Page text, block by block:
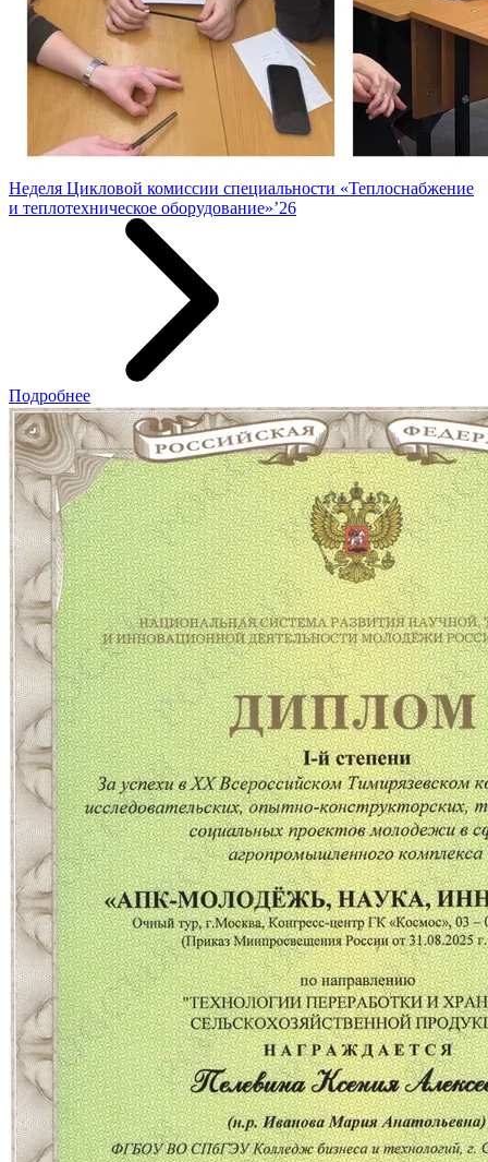
Неделя Цикловой комиссии специальности «Теплоснабжение
и теплотехническое оборудование»’26
Подробнее